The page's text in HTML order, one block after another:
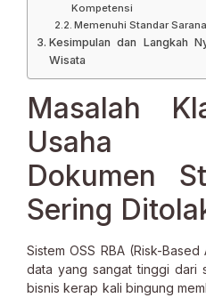
Kompetensi
Memenuhi Standar
Kesimpulan dan Langkah
Wisata
Masalah
Usaha
Dokumen
Sering
Sistem OSS RBA (Risk-
data yang sangat tinggi dari
bisnis kerap kali bingung